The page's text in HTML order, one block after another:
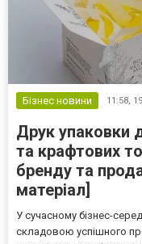
Бізнес новини 11:58,
Друк упаковки
та крафтових
бренду та
матеріал]
У сучасному бізнес-
складовою успішного